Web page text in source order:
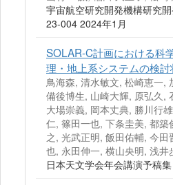
宇宙航空研究開発機構研究
23-004 2024年1月
SOLAR-C計画における科
理・地上系システムの検討
鳥海森, 清水敏文, 松崎恵一,
備後博生, 山崎大輝, 原弘久,
大場崇義, 岡本丈典, 勝川行
仁, 篠田一也, 下条圭美, 都
之, 光武正明, 飯田佑輔, 今
也, 永田伸一, 横山央明, 浅井
日本天文学会年会講演予稿